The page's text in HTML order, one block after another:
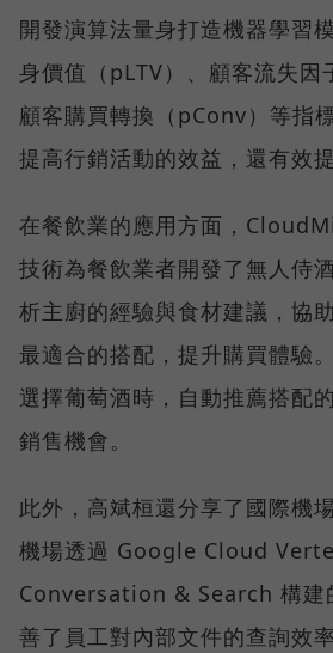
開發演算法量身打造機器學習
身價值（pLTV）、顧客流失因
顧客購買轉換（pConv）等指
提高行銷活動的效益，還有效
在餐飲業的應用方面，
技術為餐飲業者開發了無人侍
析主廚的經驗與食材建議，協
最適合的搭配，提升購買體驗
選擇葡萄酒時，自動推薦搭配
銷售機會。
此外，高斌桓還分享了國際機
機場透過 Google Cloud
Conversation & Search 構建
善了員工對內部文件的查詢效